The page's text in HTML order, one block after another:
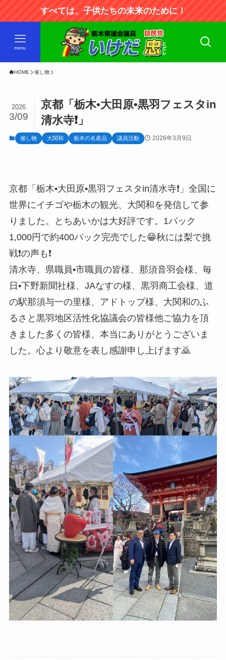
すべては、子供たちの未来のために！
menu
HOME 催し物
京都「栃木•大田原•黒羽フェスタin
清水寺❗️」
2026
3/09
催し物 大関和 栃木の名産品 議員活動 2026年3月9日
京都「栃木•大田原•黒羽フェスタin清水寺❗️」全国に
世界にイチゴや栃木の観光、大関和を発信して参
りました。とちあいかは大好評です。1パック
1,000円で約400パック完売でした😁秋には梨で挑
戦❗️の声も❗️
清水寺、県職員•市職員の皆様、那須音羽会様、毎
日•下野新聞社様、JAなすの様、黒羽商工会様、道
の駅那須与一の里様、アドトップ様、大関和のふ
るさと黒羽地区活性化協議会の皆様他ご協力を頂
きました多くの皆様、本当にありがとうございま
した。心より敬意を表し感謝申し上げます🙇